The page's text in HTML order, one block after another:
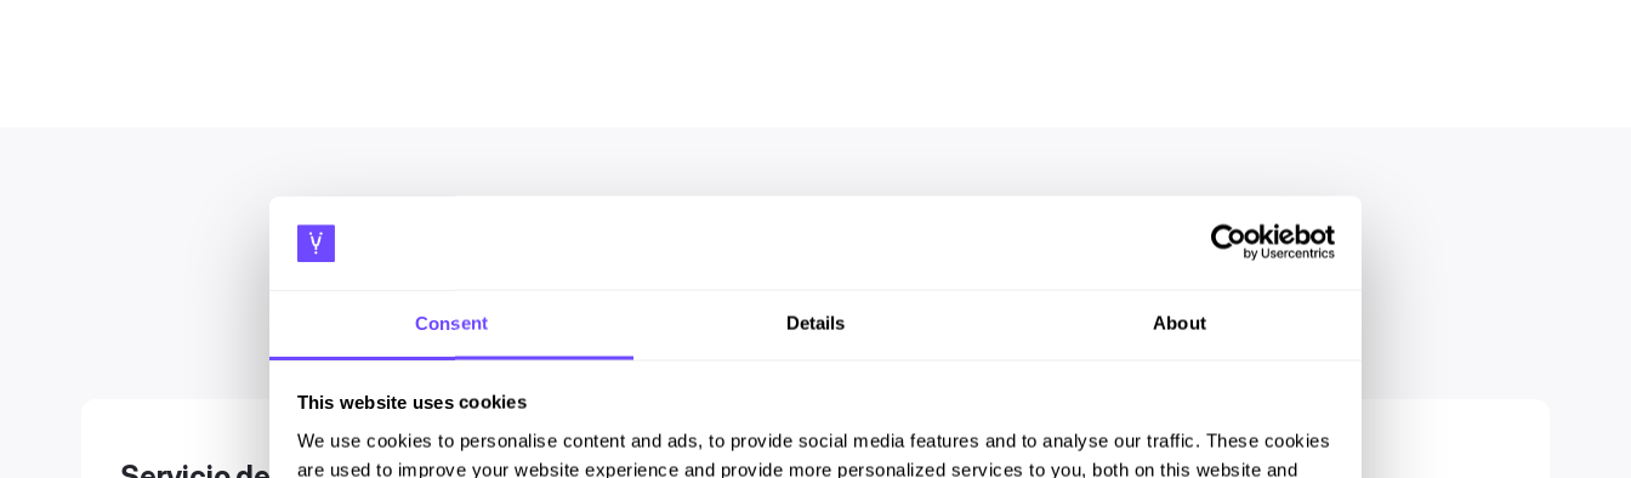
Consent Details About
This website uses cookies
We use cookies to personalise content and ads, to provide social media features and to analyse our traffic. These cookies
are used to improve your website experience and provide more personalized services to you, both on this website and